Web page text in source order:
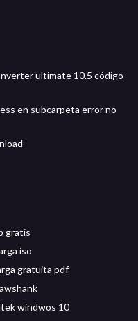
ultimate 10.5 código
en subcarpeta error no
gratis
iso
gratuita pdf
windwos 10